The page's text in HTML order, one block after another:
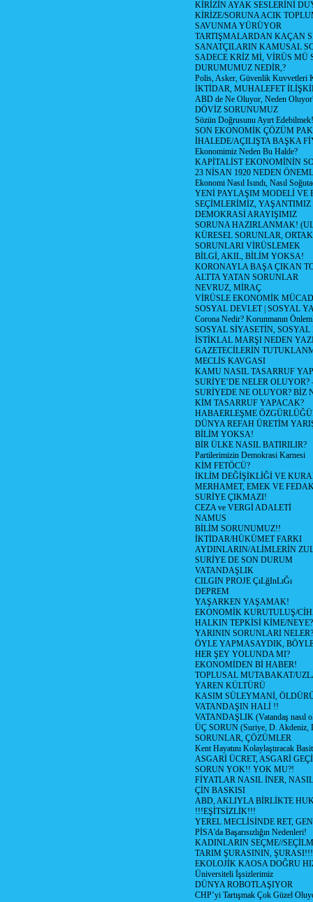
KİRİZİN AYAK SESLERİNİ
KİRİZE/SORUNA ACIK
SAVUNMA YÜRÜYOR
TARTIŞMALARDAN KAÇAN
SANATÇILARIN KAMUSAL
SADECE KRİZ Mİ, VİRÜS MÜ
DURUMUMUZ NEDİR,?
Polis, Asker, Güvenlik Kuvvetleri
İKTİDAR, MUHALEFET
ABD de Ne Oluyor, Neden
DÖVİZ SORUNUMUZ
Sözün Doğrusunu Ayırt Edebilmek!
SON EKONOMİK ÇÖZÜM
İHALEDE/AÇILIŞTA BAŞKA
Ekonomimiz Neden Bu Halde?
KAPİTALİST EKONOMİNİN
23 NİSAN 1920 NEDEN
Ekonomi Nasıl Isındı, Nasıl
YENİ PAYLAŞIM MODELİ VE
SEÇİMLERİMİZ, YAŞANTIMIZ
DEMOKRASİ ARAYIŞIMIZ
SORUNA HAZIRLANMAK!
KÜRESEL SORUNLAR,
SORUNLARI VİRÜSLEMEK
BİLGİ, AKIL, BİLİM YOKSA!
KORONAYLA BAŞA ÇIKAN
ALTTA YATAN SORUNLAR
NEVRUZ, MİRAÇ
VİRÜSLE EKONOMİK
SOSYAL DEVLET | SOSYAL
Corona Nedir? Korunmanın
SOSYAL SİYASETİN,
İSTİKLAL MARŞI NEDEN
GAZETECİLERİN
MECLİS KAVGASI
KAMU NASIL TASARRUF
SURİYE’DE NELER OLUYOR?
SURİYEDE NE OLUYOR? BİZ
KİM TASARRUF YAPACAK?
HABAERLEŞME
DÜNYA REFAH ÜRETİM
BİLİM YOKSA!
BİR ÜLKE NASIL BATIRILIR?
Partilerimizin Demokrasi Karnesi
KİM FETÖCÜ?
İKLİM DEĞİŞİKLİĞİ VE
MERHAMET, EMEK VE
SURİYE ÇIKMAZI!
CEZA ve VERGİ ADALETİ
NAMUS
BİLİM SORUNUMUZ!!
İKTİDAR/HÜKÜMET FARKI
AYDINLARIN/ALİMLERİN
SURİYE DE SON DURUM
VATANDAŞLIK
CILGIN PROJE ÇıLğInLıĞı
DEPREM
YAŞARKEN YAŞAMAK!
EKONOMİK KURUTULUŞ/
HALKIN TEPKİSİ KİME/NEYE?
YARININ SORUNLARI NELER?
ÖYLE YAPMASAYDIK,
HER ŞEY YOLUNDA MI?
EKONOMİDEN Bİ HABER!
TOPLUSAL MUTABAKAT/
YAREN KÜLTÜRÜ
KASIM SÜLEYMANİ,
VATANDAŞIN HALİ !!
VATANDAŞLIK (Vatandaş nasıl
ÜÇ SORUN (Suriye, D. Akdeniz,
SORUNLAR, ÇÖZÜMLER
Kent Hayatını Kolaylaştıracak
ASGARİ ÜCRET, ASGARİ
SORUN YOK!! YOK MU?!
FİYATLAR NASIL İNER,
ÇİN BASKISI
ABD, AKLIYLA BİRLİKTE
!!!EŞİTSİZLİK!!!
YEREL MECLİSİNDE RET,
PİSA'da Başarısızlığın Nedenleri!
KADINLARIN SEÇME//
TARIM ŞURASININ, ŞURASI!!!
EKOLOJİK KAOSA DOĞRU
Üniversiteli İşsizlerimiz
DÜNYA ROBOTLAŞIYOR
CHP’yi Tartışmak Çok Güzel